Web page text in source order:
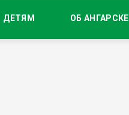
ДЕТЯМ ОБ АНГАРСКЕ